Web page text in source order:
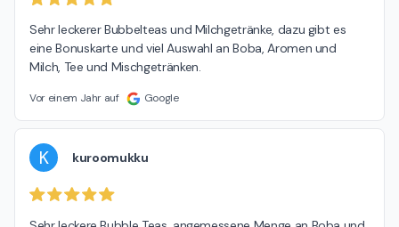
Sehr leckerer Bubbelteas und Milchgetränke, dazu gibt es
eine Bonuskarte und viel Auswahl an Boba, Aromen und
Milch, Tee und Mischgetränken.
Vor einem Jahr auf Google
K kuroomukku